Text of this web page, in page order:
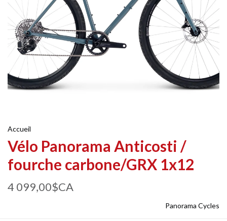
Accueil
Vélo Panorama Anticosti /
fourche carbone/GRX 1x12
4 099,00$CA
Panorama Cycles